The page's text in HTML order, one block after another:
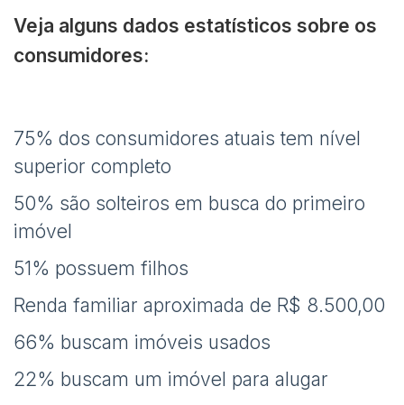
Veja alguns dados estatísticos sobre os
consumidores:
75% dos consumidores atuais tem nível
superior completo
50% são solteiros em busca do primeiro
imóvel
51% possuem filhos
Renda familiar aproximada de R$ 8.500,00
66% buscam imóveis usados
22% buscam um imóvel para alugar